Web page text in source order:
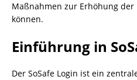
Maßnahmen zur Erhöhung
können.
Einführung in
Der SoSafe Login ist ein